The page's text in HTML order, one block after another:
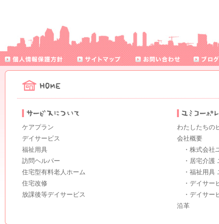
ケアプラン
デイサービス
福祉用具
訪問ヘルパー
住宅型有料老人ホーム
住宅改修
放課後等デイサービス
わたしたちの
会社概要
・株式会社
・居宅介護
・福祉用具
・デイサー
・デイサー
沿革